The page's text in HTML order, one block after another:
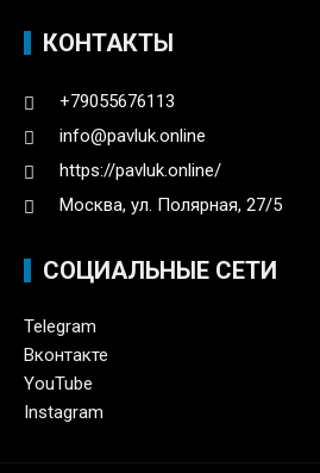
КОНТАКТЫ
+79055676113
info@pavluk.online
https://pavluk.online/
Москва, ул. Полярная, 27/5
СОЦИАЛЬНЫЕ СЕТИ
Telegram
Вконтакте
YouTube
Instagram